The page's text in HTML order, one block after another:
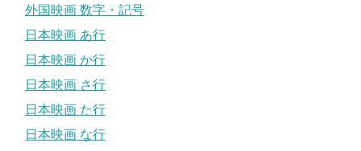
外国映画 数字・記号
日本映画 あ行
日本映画 か行
日本映画 さ行
日本映画 た行
日本映画 な行